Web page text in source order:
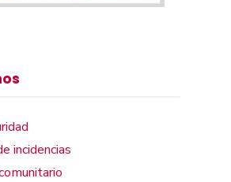
incidencias